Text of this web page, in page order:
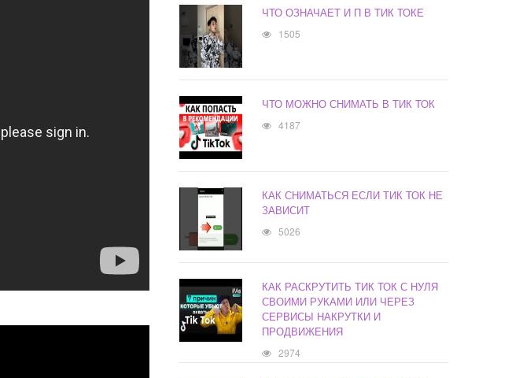
ЧТО ОЗНАЧАЕТ И П В ТИК ТОКЕ
1505
ЧТО МОЖНО СНИМАТЬ В ТИК ТОК
4187
КАК СНИМАТЬСЯ ЕСЛИ ТИК ТОК НЕ
ЗАВИСИТ
5026
КАК РАСКРУТИТЬ ТИК ТОК С НУЛЯ
СВОИМИ РУКАМИ ИЛИ ЧЕРЕЗ
СЕРВИСЫ НАКРУТКИ И
ПРОДВИЖЕНИЯ
2974